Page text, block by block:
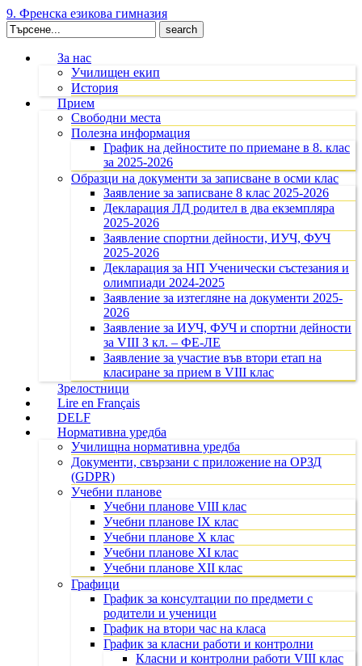
9. Френска езикова гимназия
Search
for:
За нас
Училищен екип
История
Прием
Свободни места
Полезна информация
График на дейностите по приемане в 8. клас
за 2025-2026
Образци на документи за записване в осми клас
Заявление за записване 8 клас 2025-2026
Декларация ЛД родител в два екземпляра
2025-2026
Заявление спортни дейности, ИУЧ, ФУЧ
2025-2026
Декларация за НП Ученически състезания и
олимпиади 2024-2025
Заявление за изтегляне на документи 2025-
2026
Заявление за ИУЧ, ФУЧ и спортни дейности
за VIII З кл. – ФЕ-ЛЕ
Заявление за участие във втори етап на
класиране за прием в VIII клас
Зрелостници
Lire en Français
DELF
Нормативна уредба
Училищна нормативна уредба
Документи, свързани с приложение на ОРЗД
(GDPR)
Учебни планове
Учебни планове VIII клас
Учебни планове IX клас
Учебни планове X клас
Учебни планове XI клас
Учебни планове XII клас
Графици
График за консултации по предмети с
родители и ученици
График на втори час на класа
График за класни работи и контролни
Класни и контролни работи VIII клас